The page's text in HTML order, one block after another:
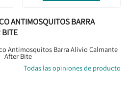
ANTIMOSQUITOS BARRA
BITE
Antimosquitos Barra Alivio Calmante
After Bite
Todas las opiniones de producto